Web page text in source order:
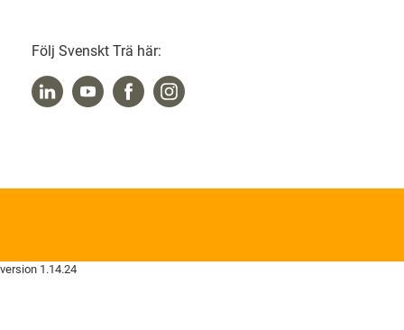
Följ Svenskt Trä här:
version 1.14.24